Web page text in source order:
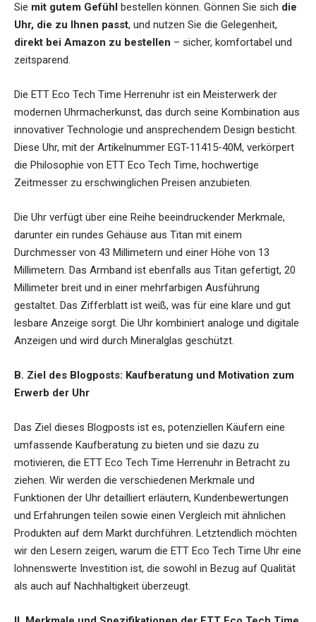
Sie mit gutem Gefühl bestellen können. Gönnen Sie sich die
Uhr, die zu Ihnen passt, und nutzen Sie die Gelegenheit,
direkt bei Amazon zu bestellen – sicher, komfortabel und
zeitsparend.
Die ETT Eco Tech Time Herrenuhr ist ein Meisterwerk der
modernen Uhrmacherkunst, das durch seine Kombination aus
innovativer Technologie und ansprechendem Design besticht.
Diese Uhr, mit der Artikelnummer EGT-11415-40M, verkörpert
die Philosophie von ETT Eco Tech Time, hochwertige
Zeitmesser zu erschwinglichen Preisen anzubieten.
Die Uhr verfügt über eine Reihe beeindruckender Merkmale,
darunter ein rundes Gehäuse aus Titan mit einem
Durchmesser von 43 Millimetern und einer Höhe von 13
Millimetern. Das Armband ist ebenfalls aus Titan gefertigt, 20
Millimeter breit und in einer mehrfarbigen Ausführung
gestaltet. Das Zifferblatt ist weiß, was für eine klare und gut
lesbare Anzeige sorgt. Die Uhr kombiniert analoge und digitale
Anzeigen und wird durch Mineralglas geschützt.
B. Ziel des Blogposts: Kaufberatung und Motivation zum
Erwerb der Uhr
Das Ziel dieses Blogposts ist es, potenziellen Käufern eine
umfassende Kaufberatung zu bieten und sie dazu zu
motivieren, die ETT Eco Tech Time Herrenuhr in Betracht zu
ziehen. Wir werden die verschiedenen Merkmale und
Funktionen der Uhr detailliert erläutern, Kundenbewertungen
und Erfahrungen teilen sowie einen Vergleich mit ähnlichen
Produkten auf dem Markt durchführen. Letztendlich möchten
wir den Lesern zeigen, warum die ETT Eco Tech Time Uhr eine
lohnenswerte Investition ist, die sowohl in Bezug auf Qualität
als auch auf Nachhaltigkeit überzeugt.